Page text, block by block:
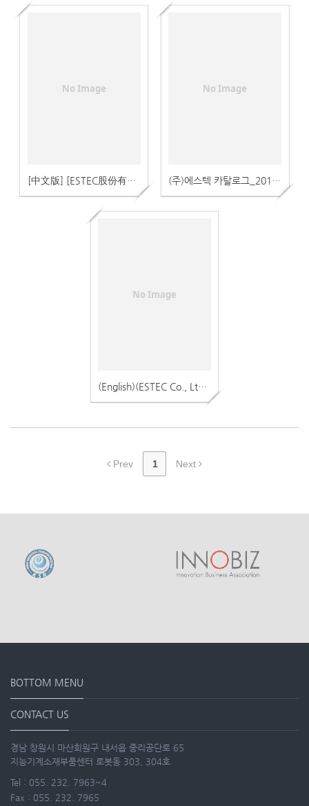
No Image
[中文版] [ESTEC股份有限公司] [目录]_2017 ( (주)에스텍 카달로그_2017 )
No Image
(주)에스텍 카탈로그_2017 ( 한글 )
No Image
(English)(ESTEC Co., Ltd. Catalog)_2017
Prev 1 Next
BOTTOM MENU
CONTACT US
경남 창원시 마산회원구 내서읍 중리공단로 65
지능기계소재부품센터 로봇동 303, 304호
Tel : 055. 232. 7963~4
Fax : 055. 232. 7965